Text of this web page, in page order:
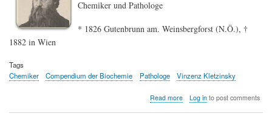
Chemiker und Pathologe
* 1826 Gutenbrunn am. Weinsbergforst (N.Ö.), †
1882 in Wien
Tags
Chemiker
Compendium der Biochemie Pathologe Vinzenz Kletzinsky
Read moreabout
Log into post comments